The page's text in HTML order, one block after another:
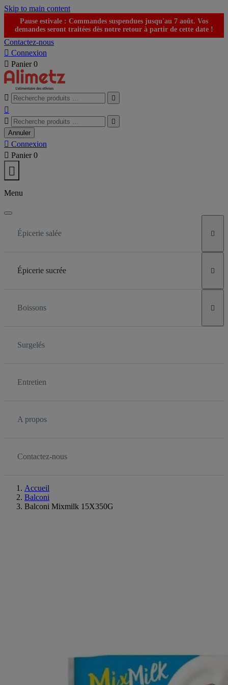
Skip to main content
Pause estivale : Commandes suspendues jusqu'au 7 août. Vos
demandes seront traitées dès notre retour à partir de cette date !
Contactez-nous
 Connexion
 Panier 0
 



Annuler
 Connexion
 Panier 0

Menu
Épicerie salée 
Épicerie sucrée 
Boissons 
Surgelés
Entretien
A propos
Contactez-nous
Accueil
Balconi
Balconi Mixmilk 15X350G